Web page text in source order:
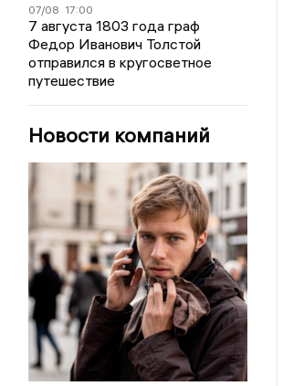
07/08 17:00
7 августа 1803 года граф
Федор Иванович Толстой
отправился в кругосветное
путешествие
Новости компаний